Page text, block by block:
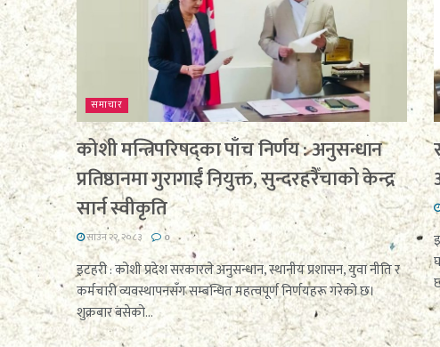
समाचार
कोशी मन्त्रिपरिषद्का पाँच निर्णय : अनुसन्धान
प्रतिष्ठानमा गुरागाईं नियुक्त, सुन्दरहरैँचाको केन्द्र
सार्न स्वीकृति
साउन २२, २०८३ 0
इटहरी : कोशी प्रदेश सरकारले अनुसन्धान, स्थानीय प्रशासन, युवा नीति र
कर्मचारी व्यवस्थापनसँग सम्बन्धित महत्वपूर्ण निर्णयहरू गरेको छ।
शुक्रबार बसेको...